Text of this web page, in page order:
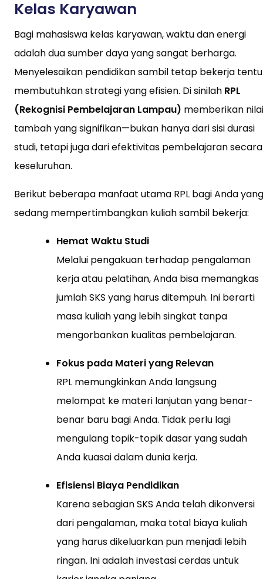
Kelas Karyawan
Bagi mahasiswa kelas karyawan, waktu dan energi
adalah dua sumber daya yang sangat berharga.
Menyelesaikan pendidikan sambil tetap bekerja tentu
membutuhkan strategi yang efisien. Di sinilah RPL
(Rekognisi Pembelajaran Lampau) memberikan nilai
tambah yang signifikan—bukan hanya dari sisi durasi
studi, tetapi juga dari efektivitas pembelajaran secara
keseluruhan.
Berikut beberapa manfaat utama RPL bagi Anda yang
sedang mempertimbangkan kuliah sambil bekerja:
Hemat Waktu Studi
Melalui pengakuan terhadap pengalaman
kerja atau pelatihan, Anda bisa memangkas
jumlah SKS yang harus ditempuh. Ini berarti
masa kuliah yang lebih singkat tanpa
mengorbankan kualitas pembelajaran.
Fokus pada Materi yang Relevan
RPL memungkinkan Anda langsung
melompat ke materi lanjutan yang benar-
benar baru bagi Anda. Tidak perlu lagi
mengulang topik-topik dasar yang sudah
Anda kuasai dalam dunia kerja.
Efisiensi Biaya Pendidikan
Karena sebagian SKS Anda telah dikonversi
dari pengalaman, maka total biaya kuliah
yang harus dikeluarkan pun menjadi lebih
ringan. Ini adalah investasi cerdas untuk